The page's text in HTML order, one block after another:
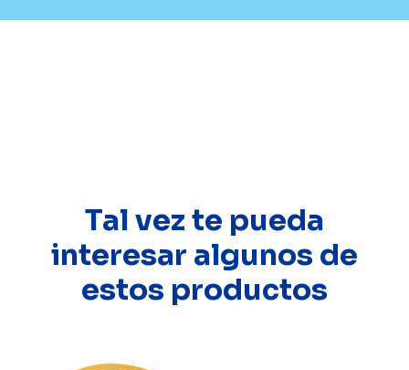
Tal vez te pueda
interesar algunos de
estos productos